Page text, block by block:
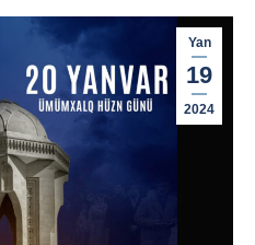
Yan
19
2024